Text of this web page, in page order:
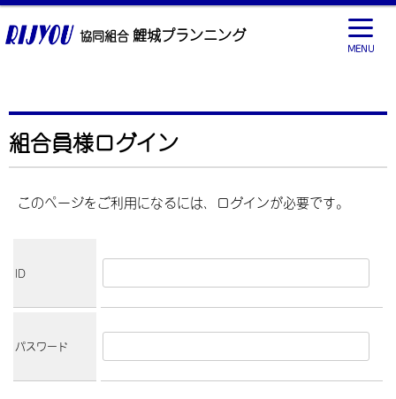
協同組合 鯉城プランニング
組合員様ログイン
このページをご利用になるには、ログインが必要です。
ID
パスワード
MENU